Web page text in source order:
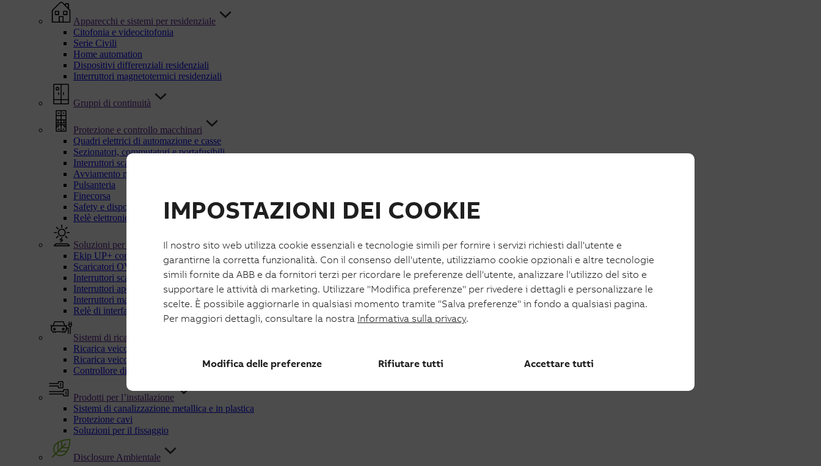
IMPOSTAZIONI DEI COOKIE
Il nostro sito web utilizza cookie essenziali e tecnologie simili per fornire i servizi richiesti dall'utente e
garantirne la corretta funzionalità. Con il consenso dell'utente, utilizziamo cookie opzionali e altre tecnologie
simili fornite da ABB e da fornitori terzi per ricordare le preferenze dell'utente, analizzare l'utilizzo del sito e
supportare le attività di marketing. Utilizzare "Modifica preferenze" per rivedere i dettagli e personalizzare le
scelte. È possibile aggiornarle in qualsiasi momento tramite "Salva preferenze" in fondo a qualsiasi pagina.
Per maggiori dettagli, consultare la nostra Informativa sulla privacy.
Modifica delle preferenze Rifiutare tutti Accettare tutti
Apparecchi e sistemi per residenziale
Citofonia e videocitofonia
Serie Civili
Home automation
Dispositivi differenziali residenziali
Interruttori magnetotermici residenziali
Gruppi di continuità
Protezione e controllo macchinari
Quadri elettrici di automazione e casse
Sezionatori, commutatori e portafusibili
Interruttori scatolati UL
Avviamento motori
Pulsanteria
Finecorsa
Safety e dispositivi di sicurezza
Relè elettronici e di controllo
Soluzioni per energie rinnovabili
Ekip UP+ con IPS
Scaricatori OVR PV
Interruttori scatolati e manovra-sezionatori per fotovoltaico
Interruttori aperti e manovra-sezionatori per fotovoltaico
Interruttori magnetotermici fotovoltaico
Relè di interfaccia
Sistemi di ricarica
Ricarica veicoli elettrici in AC
Ricarica veicoli elettrici in DC
Controllore dinamico di carichi C-Kit
Prodotti per l’installazione
Sistemi di canalizzazione metallica e in plastica
Protezione cavi
Soluzioni per il fissaggio
Disclosure Ambientale